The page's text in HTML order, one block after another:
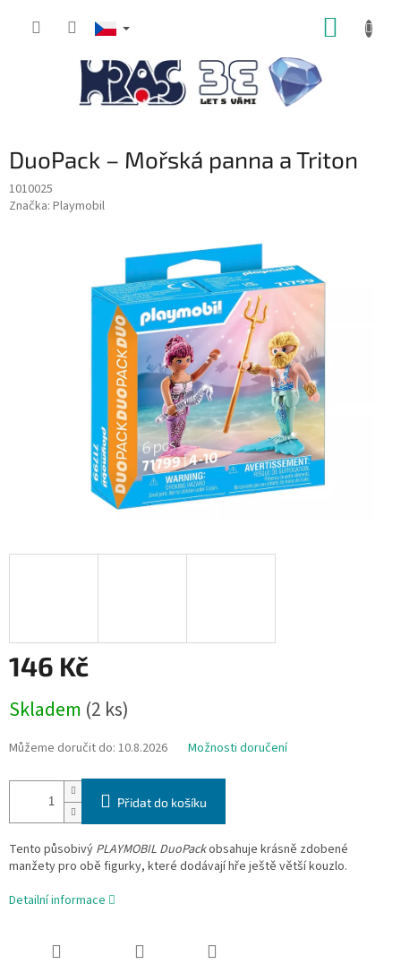
DuoPack – Mořská panna a Triton
1010025
Značka: Playmobil
146 Kč
cena:
Skladem (2 ks)
Můžeme doručit do: 10.8.2026 Možnosti doručení
Přidat do košíku
Tento působivý PLAYMOBIL DuoPackobsahuje krásně zdobené
manžety pro obě figurky, které dodávají hře ještě větší kouzlo.
Detailní informace